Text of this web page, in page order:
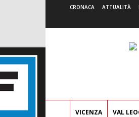
CRONACA ATTUALITÀ
VICENZA VAL